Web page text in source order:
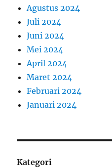
Agustus 2024
Juli 2024
Juni 2024
Mei 2024
April 2024
Maret 2024
Februari 2024
Januari 2024
Kategori